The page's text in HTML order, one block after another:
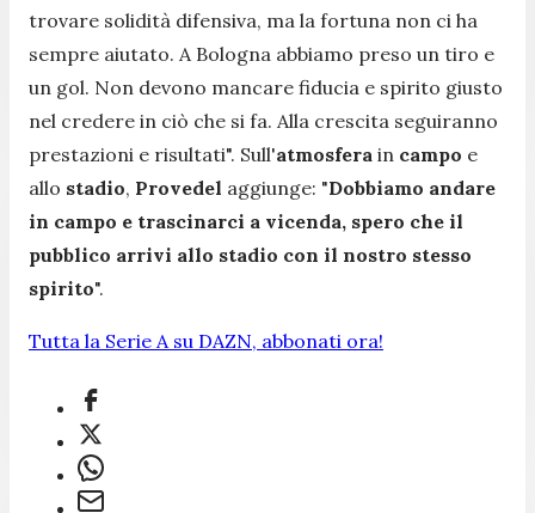
trovare solidità difensiva, ma la fortuna non ci ha
sempre aiutato. A Bologna abbiamo preso un tiro e
un gol. Non devono mancare fiducia e spirito giusto
nel credere in ciò che si fa. Alla crescita seguiranno
prestazioni e risultati". Sull'atmosfera in campo e
allo stadio, Provedel aggiunge: "Dobbiamo andare
in campo e trascinarci a vicenda, spero che il
pubblico arrivi allo stadio con il nostro stesso
spirito".
Tutta la Serie A su DAZN, abbonati ora!